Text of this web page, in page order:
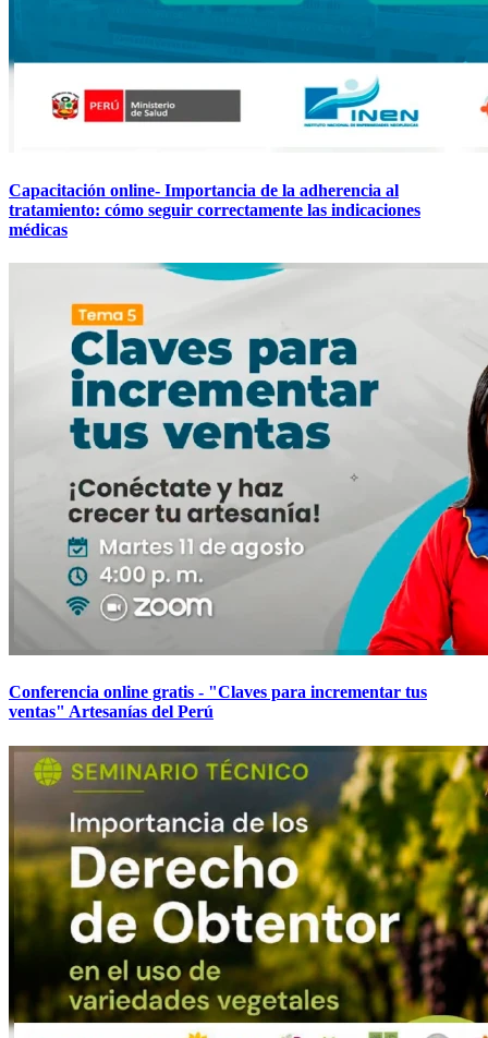
Capacitación online- Importancia de la adherencia al
tratamiento: cómo seguir correctamente las indicaciones
médicas
Conferencia online gratis - "Claves para incrementar tus
ventas" Artesanías del Perú